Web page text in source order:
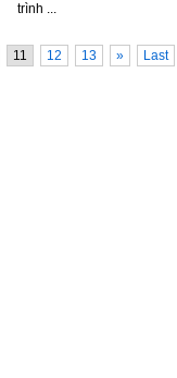
trình ...
11 12 13 » Last